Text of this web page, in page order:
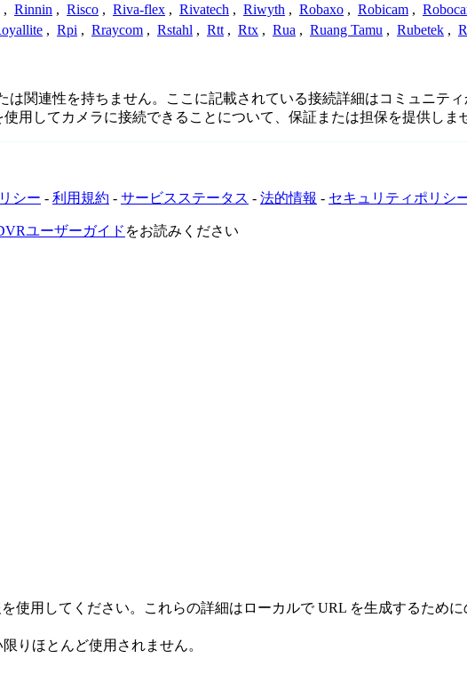
, Rinnin , Risco , Riva-flex , Rivatech , Riwyth , Robaxo , Robicam ,
, Rpi , Rraycom , Rstahl , Rtt , Rtx , Rua , Ruang Tamu , Rubetek ,
は関連性を持ちません。ここに記載されている接続詳細はコミュニテ
用してカメラに接続できることについて、保証または担保を提供しま
シー - 利用規約 - サービスステータス - 法的情報 - セキュリティポリシ
ユーザーガイド をお読みください
使用してください。これらの詳細はローカルで URL を生成するため
りほとんど使用されません。